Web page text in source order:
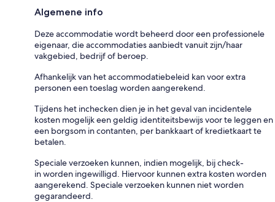
Algemene info
Deze accommodatie wordt beheerd door een professionele
eigenaar, die accommodaties aanbiedt vanuit zijn/haar
vakgebied, bedrijf of beroep.
Afhankelijk van het accommodatiebeleid kan voor extra
personen een toeslag worden aangerekend.
Tijdens het inchecken dien je in het geval van incidentele
kosten mogelijk een geldig identiteitsbewijs voor te leggen en
een borgsom in contanten, per bankkaart of kredietkaart te
betalen.
Speciale verzoeken kunnen, indien mogelijk, bij check-
in worden ingewilligd. Hiervoor kunnen extra kosten worden
aangerekend. Speciale verzoeken kunnen niet worden
gegarandeerd.